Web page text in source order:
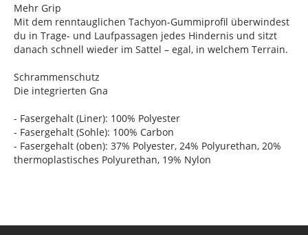
Mehr Grip
Mit dem renntauglichen Tachyon-Gummiprofil überwindest
du in Trage- und Laufpassagen jedes Hindernis und sitzt
danach schnell wieder im Sattel – egal, in welchem Terrain.
Schrammenschutz
Die integrierten Gna
- Fasergehalt (Liner): 100% Polyester
- Fasergehalt (Sohle): 100% Carbon
- Fasergehalt (oben): 37% Polyester, 24% Polyurethan, 20%
thermoplastisches Polyurethan, 19% Nylon